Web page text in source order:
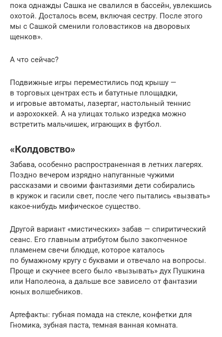
пока однажды Сашка не свалился в бассейн, увлекшись
охотой. Досталось всем, включая сестру. После этого
мы с Сашкой сменили головастиков на дворовых
щенков».
А что сейчас?
Подвижные игры переместились под крышу —
в торговых центрах есть и батутные площадки,
и игровые автоматы, лазертаг, настольный теннис
и аэрохоккей. А на улицах только изредка можно
встретить мальчишек, играющих в футбол.
«Колдовство»
Забава, особенно распространенная в летних лагерях.
Поздно вечером изрядно напуганные чужими
рассказами и своими фантазиями дети собирались
в кружок и гасили свет, после чего пытались «вызвать»
какое-нибудь мифическое существо.
Другой вариант «мистических» забав — спиритический
сеанс. Его главным атрибутом было закопченное
пламенем свечи блюдце, которое каталось
по бумажному кругу с буквами и отвечало на вопросы.
Проще и скучнее всего было «вызывать» дух Пушкина
или Наполеона, а дальше все зависело от фантазии
юных волшебников.
Артефакты: губная помада на стекле, конфетки для
Гномика, зубная паста, темная ванная комната.